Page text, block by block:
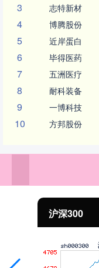
3 志特新材
4 博腾股份
5 近岸蛋白
6 毕得医药
7 五洲医疗
8 耐科装备
9 一博科技
10 方邦股份
沪深300